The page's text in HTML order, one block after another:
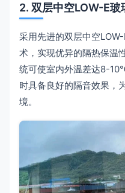
2. 双层中空LOW-E玻
采用先进的双层中空
术，实现优异的隔热保温
统可使室内外温差达8-
时具备良好的隔音效果，
境。